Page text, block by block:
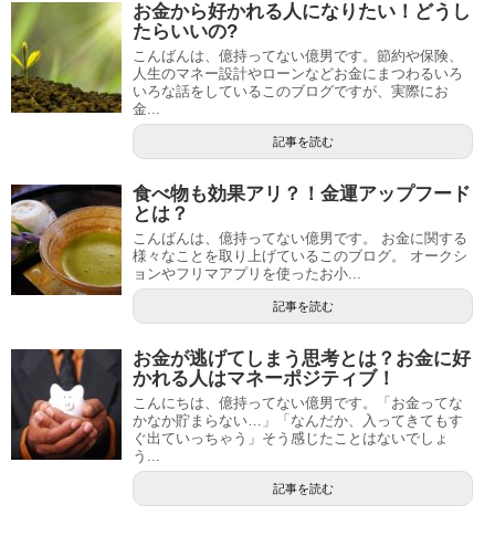
お金から好かれる人になりたい！どうし
たらいいの?
こんばんは、億持ってない億男です。節約や保険、
人生のマネー設計やローンなどお金にまつわるいろ
いろな話をしているこのブログですが、実際にお
金...
記事を読む
食べ物も効果アリ？！金運アップフード
とは？
こんばんは、億持ってない億男です。 お金に関する
様々なことを取り上げているこのブログ。 オークシ
ョンやフリマアプリを使ったお小...
記事を読む
お金が逃げてしまう思考とは？お金に好
かれる人はマネーポジティブ！
こんにちは、億持ってない億男です。「お金ってな
かなか貯まらない…」「なんだか、入ってきてもす
ぐ出ていっちゃう」そう感じたことはないでしょ
う...
記事を読む